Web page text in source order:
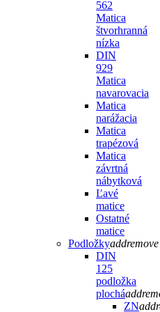
562
Matica
štvorhranná
nízka
DIN
929
Matica
navarovacia
Matica
narážacia
Matica
trapézová
Matica
závrtná
nábytková
Ľavé
matice
Ostatné
matice
Podložkyaddremove
DIN
125
podložka
plocháadd
ZNadd